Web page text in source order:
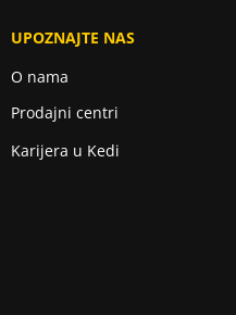
UPOZNAJTE NAS
O nama
Prodajni centri
Karijera u Kedi